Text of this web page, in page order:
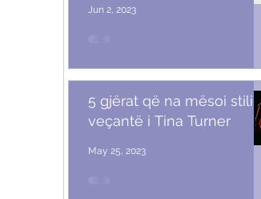
Jun 2, 2023
5 gjërat që na mësoi stili i
veçantë i Tina Turner
May 25, 2023